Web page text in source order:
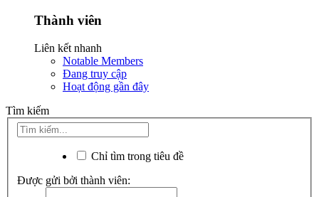
Thành viên
Liên kết nhanh
Notable Members
Đang truy cập
Hoạt động gần đây
Tìm kiếm
Chỉ tìm trong tiêu đề
Được gửi bởi thành viên: